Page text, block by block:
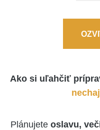
Ako si uľahčiť
Plánujete oslavu,